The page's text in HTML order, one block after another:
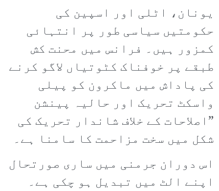
یونان، اٹلی اور اسپین کی
حکومتیں سیاسی طور پر انتہائی
کمزور ہیں۔ فرانس میں محنت کش
طبقے پر خوفناک کٹوتیاں لاگو کرنے
کی پاداش میں ماکرون کو پیلی
واسکٹ تحریک اور حالیہ پینشن
”اصلاحات کے خلاف شاندار تحریک کی
شکل میں سخت مزاحمت کا سامنا ہے۔
اس دوران جرمنی میں ساری صورتحال
اپنے الٹ میں تبدیل ہو چکی ہے۔